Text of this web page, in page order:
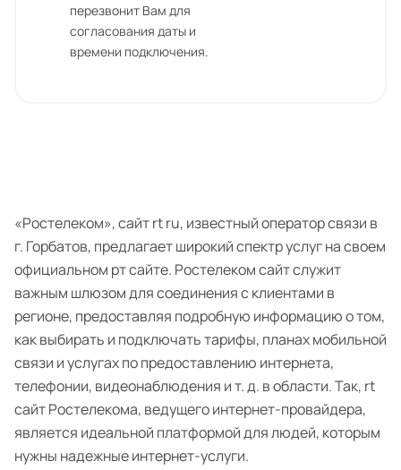
перезвонит Вам для
согласования даты и
времени подключения.
«Ростелеком», сайт rt ru, известный оператор связи в
г. Горбатов, предлагает широкий спектр услуг на своем
официальном рт сайте. Ростелеком сайт служит
важным шлюзом для соединения с клиентами в
регионе, предоставляя подробную информацию о том,
как выбирать и подключать тарифы, планах мобильной
связи и услугах по предоставлению интернета,
телефонии, видеонаблюдения и т. д. в области. Так, rt
сайт Ростелекома, ведущего интернет-провайдера,
является идеальной платформой для людей, которым
нужны надежные интернет-услуги.